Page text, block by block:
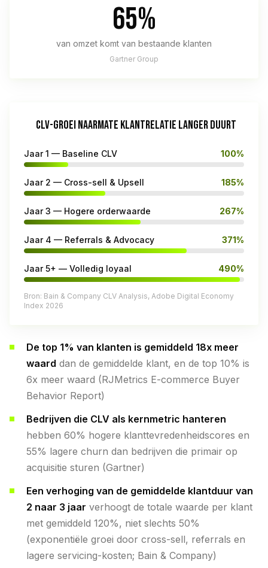
65%
van omzet komt van bestaande klanten
Gartner Group
CLV-GROEI NAARMATE KLANTRELATIE LANGER DUURT
Jaar 1 — Baseline CLV 100%
Jaar 2 — Cross-sell & Upsell 185%
Jaar 3 — Hogere orderwaarde 267%
Jaar 4 — Referrals & Advocacy 371%
Jaar 5+ — Volledig loyaal 490%
Bron: Bain & Company CLV Analysis, Adobe Digital Economy
Index 2026
De top 1% van klanten is gemiddeld 18x meer
waard dan de gemiddelde klant, en de top 10% is
6x meer waard (RJMetrics E-commerce Buyer
Behavior Report)
Bedrijven die CLV als kernmetric hanteren
hebben 60% hogere klanttevredenheidscores en
55% lagere churn dan bedrijven die primair op
acquisitie sturen (Gartner)
Een verhoging van de gemiddelde klantduur van
2 naar 3 jaar verhoogt de totale waarde per klant
met gemiddeld 120%, niet slechts 50%
(exponentiële groei door cross-sell, referrals en
lagere servicing-kosten; Bain & Company)